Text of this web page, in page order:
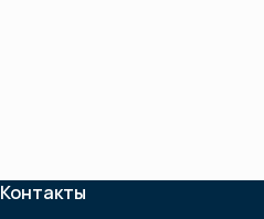
Контакты